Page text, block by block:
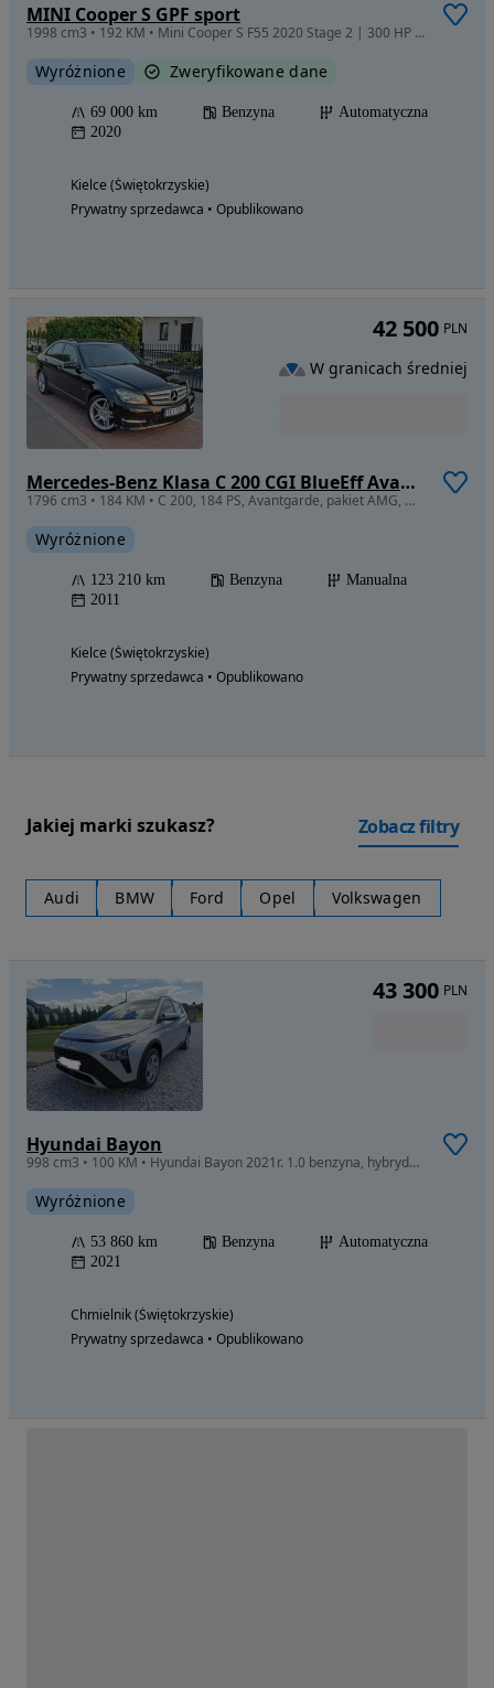
MINI Cooper S GPF sport
1998 cm3 • 192 KM • Mini Cooper S F55 2020 Stage 2 | 300 HP | 400 NM
Wyróżnione Zweryfikowane dane
69 000 km Benzyna
Automatyczna
2020
Kielce (Świętokrzyskie)
Prywatny sprzedawca • Opublikowano
Mercedes-Benz Klasa C 200 CGI BlueEff Avantgarde
1796 cm3 • 184 KM • C 200, 184 PS, Avantgarde, pakiet AMG, manual, panorama,
Wyróżnione
123 210 km Benzyna
Manualna
2011
Kielce (Świętokrzyskie)
Prywatny sprzedawca • Opublikowano
42 500 PLN
W granicach średniej
Jakiej marki szukasz? Zobacz filtry
Audi BMW Ford Opel Volkswagen
Hyundai Bayon
998 cm3 • 100 KM • Hyundai Bayon 2021r. 1.0 benzyna, hybryda, automat, 53000km 100KM
Wyróżnione
53 860 km Benzyna
Automatyczna
2021
Chmielnik (Świętokrzyskie)
Prywatny sprzedawca • Opublikowano
43 300 PLN